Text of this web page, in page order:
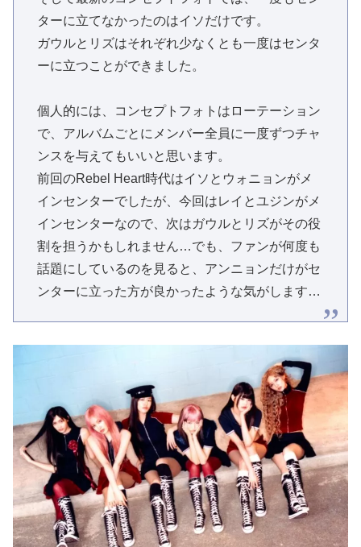
ターに立てなかったのはイソだけです。
ガウルとリズはそれぞれ少なくとも一度はセンタ
ーに立つことができました。
個人的には、コンセプトフォトはローテーション
で、アルバムごとにメンバー全員に一度ずつチャ
ンスを与えてもいいと思います。
前回のRebel Heart時代はイソとウォニョンがメ
インセンターでしたが、今回はレイとユジンがメ
インセンターなので、次はガウルとリズがその役
割を担うかもしれません…でも、ファンが何度も
話題にしているのを見ると、アンニョンだけがセ
ンターに立った方が良かったような気がします…